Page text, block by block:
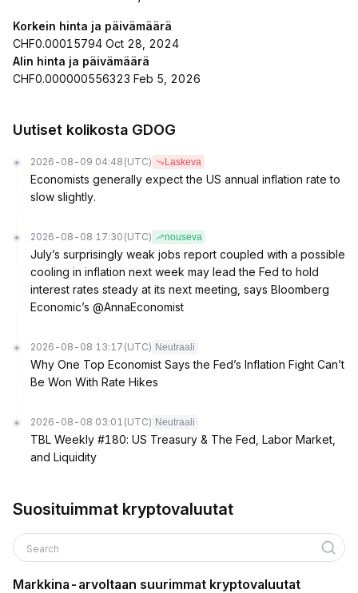
Korkein hinta ja päivämäärä
CHF0.00015794 Oct 28, 2024
Alin hinta ja päivämäärä
CHF0.000000556323 Feb 5, 2026
Uutiset kolikosta GDOG
2026-08-09 04:48 (UTC) Laskeva
Economists generally expect the US annual inflation rate to
slow slightly.
2026-08-08 17:30 (UTC) nouseva
July’s surprisingly weak jobs report coupled with a possible
cooling in inflation next week may lead the Fed to hold
interest rates steady at its next meeting, says Bloomberg
Economic’s @AnnaEconomist
2026-08-08 13:17 (UTC) Neutraali
Why One Top Economist Says the Fed’s Inflation Fight Can’t
Be Won With Rate Hikes
2026-08-08 03:01 (UTC) Neutraali
TBL Weekly #180: US Treasury & The Fed, Labor Market,
and Liquidity
Suosituimmat kryptovaluutat
Search
Markkina-arvoltaan suurimmat kryptovaluutat